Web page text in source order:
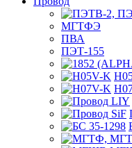
МГТФЭ
ПВА
ПЭТ-155